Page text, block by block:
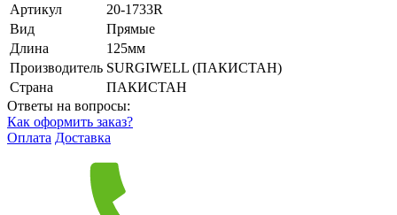
Артикул
20-1733R
Вид
Прямые
Длина
125мм
Производитель SURGIWELL (ПАКИСТАН)
Страна
ПАКИСТАН
Ответы на вопросы:
Как оформить заказ?
Оплата Доставка